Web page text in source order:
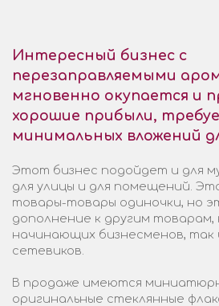
Интересный бизнес с
перезаправляемыми
мгновенно окупается и
хорошие прибыли,
минимальных вложений
Этот бизнес подойдет и для
для улицы и для помещений.
товары-товары одиночки, но
дополнение к другим товарам,
начинающих бизнесменов, так
сетевиков.
В продаже имеются
оригинальные стеклянные